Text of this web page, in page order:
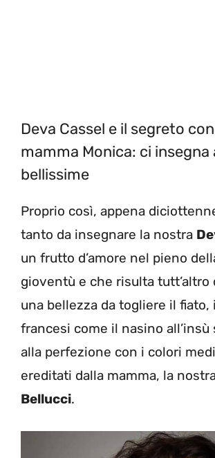
Deva Cassel e il segreto
mamma Monica: ci insegna
bellissime
Proprio così, appena
tanto da insegnare la nostra
un frutto d’amore nel pieno
gioventù e che risulta tutt’altro
una bellezza da togliere il
francesi come il nasino all’insù
alla perfezione con i colori
ereditati dalla mamma, la
Bellucci.